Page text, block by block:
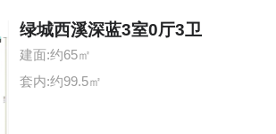
绿城西溪深蓝3室0厅3卫
建面:约65㎡
套内:约99.5㎡